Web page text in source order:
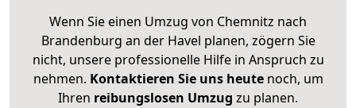
Wenn Sie einen Umzug von Chemnitz nach
Brandenburg an der Havel planen, zögern Sie
nicht, unsere professionelle Hilfe in Anspruch zu
nehmen. Kontaktieren Sie uns heutenoch, um
Ihren reibungslosen Umzug zu planen.